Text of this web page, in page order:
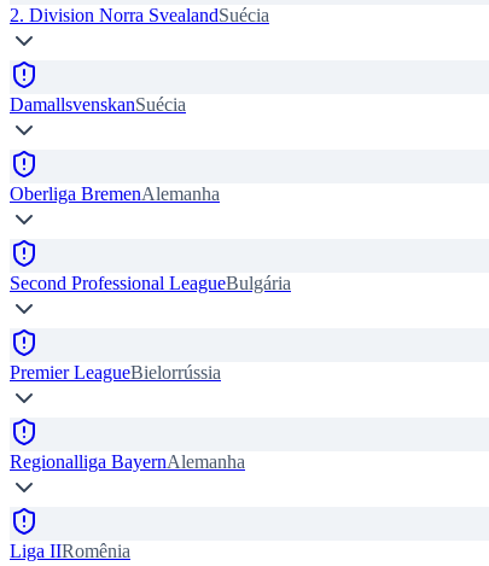
2. Division Norra SvealandSuécia
DamallsvenskanSuécia
Oberliga BremenAlemanha
Second Professional LeagueBulgária
Premier LeagueBielorrússia
Regionalliga BayernAlemanha
Liga IIRomênia